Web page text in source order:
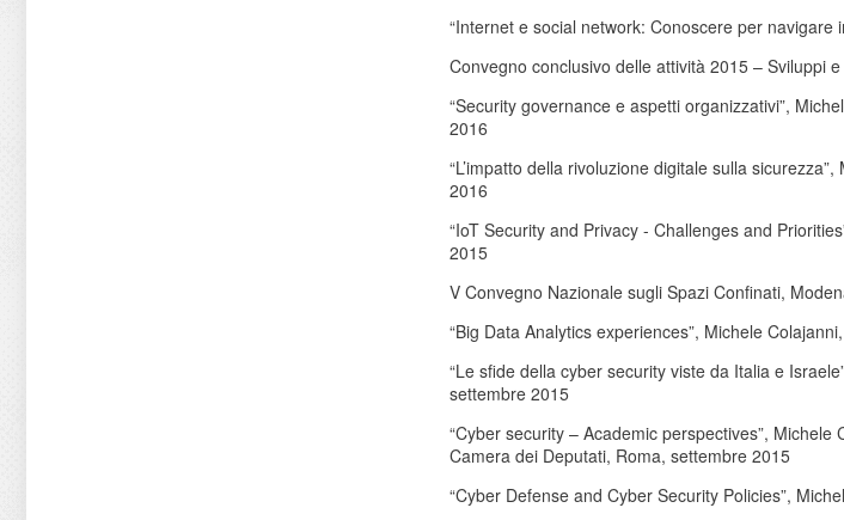
“Internet e social network: Conoscere per
Convegno conclusivo delle attività 2015 – Sviluppi
“Security governance e aspetti organizzativi”,
2016
“L’impatto della rivoluzione digitale sulla
2016
“IoT Security and Privacy - Challenges and
2015
V Convegno Nazionale sugli Spazi Confinati,
“Big Data Analytics experiences”, Michele
“Le sfide della cyber security viste da Italia e
settembre 2015
“Cyber security – Academic perspectives”,
Camera dei Deputati, Roma, settembre 2015
“Cyber Defense and Cyber Security Policies”,